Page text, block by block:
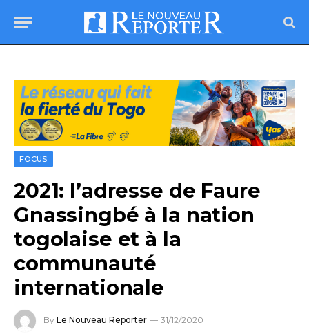
FOCUS
2021: l’adresse de Faure
Gnassingbé à la nation
togolaise et à la
communauté
internationale
By Le Nouveau Reporter
31/12/2020